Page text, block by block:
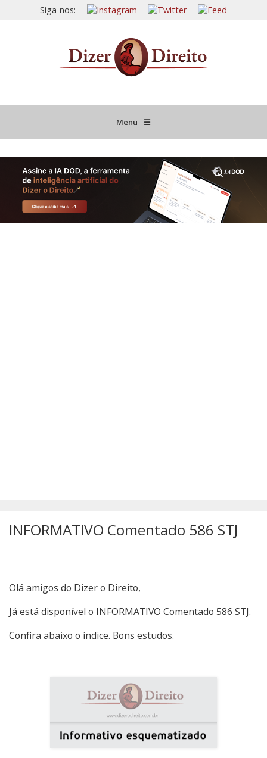
Siga-nos:
Menu ☰
JURISPRUDÊNCIA COMENTADA
INFORMATIVOS COMENTADOS
INFORMATIVO Comentado 586 STJ
Olá amigos do Dizer o Direito,
Já está disponível o INFORMATIVO Comentado 586 STJ.
Confira abaixo o índice. Bons estudos.